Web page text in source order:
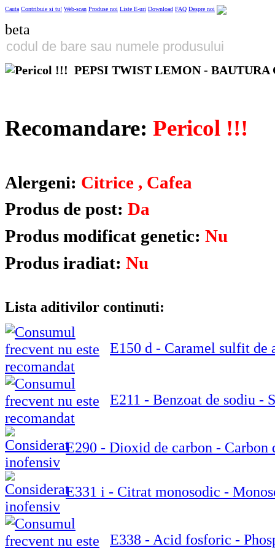
Cauta Contribuie si tu! Web-scan Produse noi Liste E-uri Download FAQ Despre noi
beta
PEPSI TWIST LEMON - BAUTURA
Recomandare: Pericol !!!
Alergeni: Citrice , Cafea
Produs de post: Da
Produs modificat genetic: Nu
Produs iradiat: Nu
Lista aditivilor continuti:
E150 d - Caramel sulfit de
E211 - Benzoat de sodiu -
E290 - Dioxid de carbon - Carbon
E331 i - Citrat monosodic -
E338 - Acid fosforic -